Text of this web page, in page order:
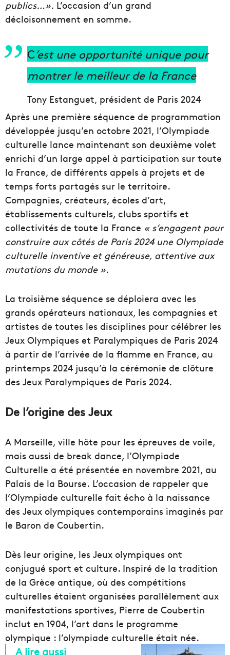
publics…». L’occasion d’un grand
décloisonnement en somme.
C’est une opportunité unique pour
montrer le meilleur de la France
Tony Estanguet, président de Paris 2024
Après une première séquence de programmation
développée jusqu’en octobre 2021, l’Olympiade
culturelle lance maintenant son deuxième volet
enrichi d’un large appel à participation sur toute
la France, de différents appels à projets et de
temps forts partagés sur le territoire.
Compagnies, créateurs, écoles d’art,
établissements culturels, clubs sportifs et
collectivités de toute la France « s’engagent pour
construire aux côtés de Paris 2024 une Olympiade
culturelle inventive et généreuse, attentive aux
mutations du monde ».
La troisième séquence se déploiera avec les
grands opérateurs nationaux, les compagnies et
artistes de toutes les disciplines pour célébrer les
Jeux Olympiques et Paralympiques de Paris 2024
à partir de l’arrivée de la flamme en France, au
printemps 2024 jusqu’à la cérémonie de clôture
des Jeux Paralympiques de Paris 2024.
De l’origine des Jeux
A Marseille, ville hôte pour les épreuves de voile,
mais aussi de break dance, l’Olympiade
Culturelle a été présentée en novembre 2021, au
Palais de la Bourse. L’occasion de rappeler que
l’Olympiade culturelle fait écho à la naissance
des Jeux olympiques contemporains imaginés par
le Baron de Coubertin.
Dès leur origine, les Jeux olympiques ont
conjugué sport et culture. Inspiré de la tradition
de la Grèce antique, où des compétitions
culturelles étaient organisées parallèlement aux
manifestations sportives, Pierre de Coubertin
inclut en 1904, l’art dans le programme
olympique : l’olympiade culturelle était née.
A lire aussi